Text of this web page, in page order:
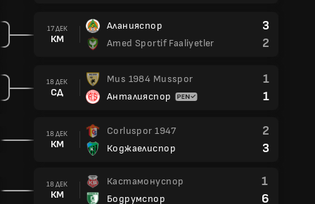
17 ДЕК
КМ
Аланияспор
Amed Sportif Faaliyetler
3
2
18 ДЕК
СД
Mus 1984 Musspor
Анталияспор
1
1
18 ДЕК
КМ
Corluspor 1947
Коджаелиспор
2
3
18 ДЕК
КМ
Кастамонуспор
Бодрумспор
1
6